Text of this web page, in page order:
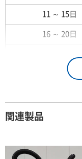
11 ～ 15日
16 ～ 20日
26日 ～ 1ヶ月
関連製品